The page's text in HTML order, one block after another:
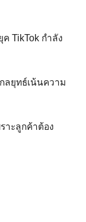
TikTok กำลัง
ลยุทธ์เน้นความ
าะลูกค้าต้อง